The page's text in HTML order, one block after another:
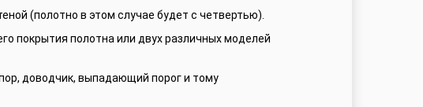
(полотно в этом случае будет с четвертью).
покрытия полотна или двух различных моделей
доводчик, выпадающий порог и тому